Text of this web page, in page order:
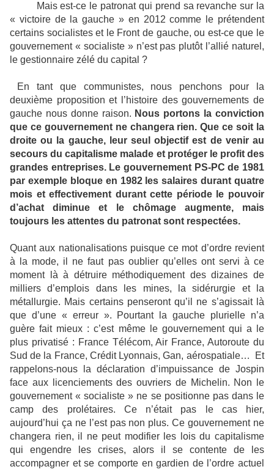
Mais est-ce le patronat qui prend sa revanche sur la
« victoire de la gauche » en 2012 comme le prétendent
certains socialistes et le Front de gauche, ou est-ce que le
gouvernement « socialiste » n’est pas plutôt l’allié naturel,
le gestionnaire zélé du capital ?
En tant que communistes, nous penchons pour la
deuxième proposition et l’histoire des gouvernements de
gauche nous donne raison. Nous portons la conviction
que ce gouvernement ne changera rien. Que ce soit la
droite ou la gauche, leur seul objectif est de venir au
secours du capitalisme malade et protéger le profit des
grandes entreprises. Le gouvernement PS-PC de 1981
par exemple bloque en 1982 les salaires durant quatre
mois et effectivement durant cette période le pouvoir
d’achat diminue et le chômage augmente, mais
toujours les attentes du patronat sont respectées.
Quant aux nationalisations puisque ce mot d’ordre revient
à la mode, il ne faut pas oublier qu’elles ont servi à ce
moment là à détruire méthodiquement des dizaines de
milliers d’emplois dans les mines, la sidérurgie et la
métallurgie. Mais certains penseront qu’il ne s’agissait là
que d’une « erreur ». Pourtant la gauche plurielle n’a
guère fait mieux : c’est même le gouvernement qui a le
plus privatisé : France Télécom, Air France, Autoroute du
Sud de la France, Crédit Lyonnais, Gan, aérospatiale… Et
rappelons-nous la déclaration d’impuissance de Jospin
face aux licenciements des ouvriers de Michelin. Non le
gouvernement « socialiste » ne se positionne pas dans le
camp des prolétaires. Ce n’était pas le cas hier,
aujourd’hui ça ne l’est pas non plus. Ce gouvernement ne
changera rien, il ne peut modifier les lois du capitalisme
qui engendre les crises, alors il se contente de les
accompagner et se comporte en gardien de l’ordre actuel